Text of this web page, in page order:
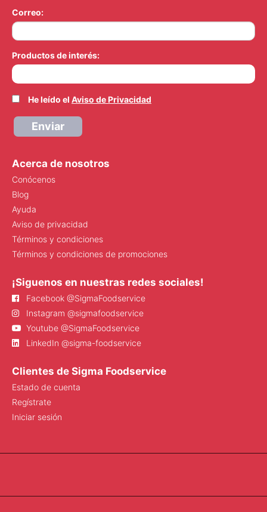
Correo:
Productos de interés:
He leído el Aviso de Privacidad
Enviar
Acerca de nosotros
Conócenos
Blog
Ayuda
Aviso de privacidad
Términos y condiciones
Términos y condiciones de promociones
¡Siguenos en nuestras redes sociales!
Facebook @SigmaFoodservice
Instagram @sigmafoodservice
Youtube @SigmaFoodservice
LinkedIn @sigma-foodservice
Clientes de Sigma Foodservice
Estado de cuenta
Regístrate
Iniciar sesión